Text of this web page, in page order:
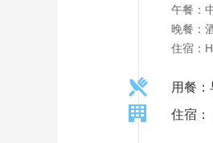
午餐：
晚餐：
住宿：
用餐
住宿：